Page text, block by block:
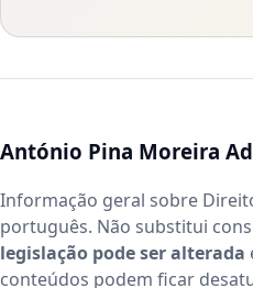
António Pina Moreira
Informação geral sobre
português. Não substitui
legislação pode ser alterada
conteúdos podem ficar